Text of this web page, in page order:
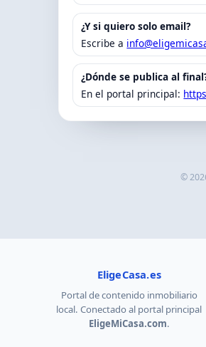
¿Y si quiero solo email?
Escribe a
¿Dónde se publica al
En el portal principal:
©
EligeCasa.es
Portal de contenido inmobiliario
local. Conectado al portal principal
EligeMiCasa.com.